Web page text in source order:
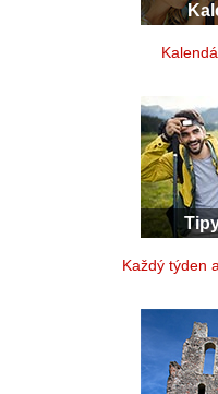
Každý týden